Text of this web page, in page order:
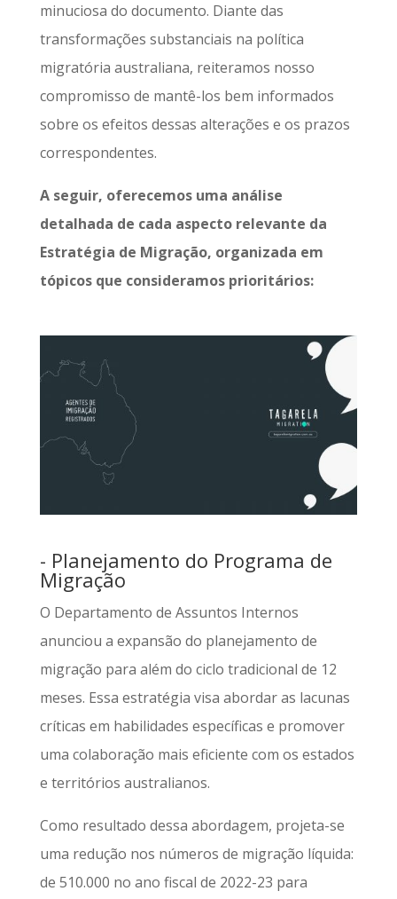
minuciosa do documento. Diante das
transformações substanciais na política
migratória australiana, reiteramos nosso
compromisso de mantê-los bem informados
sobre os efeitos dessas alterações e os prazos
correspondentes.
A seguir, oferecemos uma análise
detalhada de cada aspecto relevante da
Estratégia de Migração, organizada em
tópicos que consideramos prioritários:
- Planejamento do Programa de
Migração
O Departamento de Assuntos Internos
anunciou a expansão do planejamento de
migração para além do ciclo tradicional de 12
meses. Essa estratégia visa abordar as lacunas
críticas em habilidades específicas e promover
uma colaboração mais eficiente com os estados
e territórios australianos.
Como resultado dessa abordagem, projeta-se
uma redução nos números de migração líquida:
de 510.000 no ano fiscal de 2022-23 para